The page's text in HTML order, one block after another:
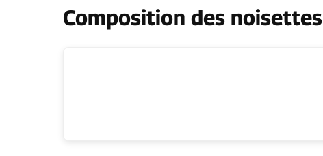
Composition des noisettes